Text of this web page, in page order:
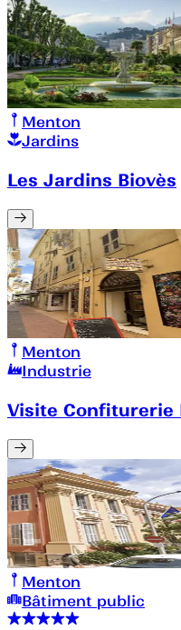
Menton
Jardins
Les Jardins Biovès
Menton
Industrie
Visite Confiturerie
Menton
Bâtiment public